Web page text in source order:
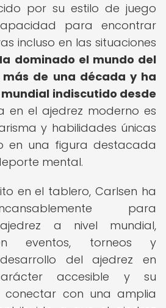
por su estilo de juego
para encontrar
incluso en las situaciones
dominado el mundo del
de una década y ha
indiscutido desde
en el ajedrez moderno es
y habilidades únicas
en una figura destacada
mental.
en el tablero, Carlsen ha
para
a nivel mundial,
eventos, torneos y
del ajedrez en
accesible y su
con una amplia